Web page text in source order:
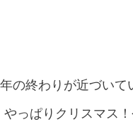
の終わりが近づいて
っぱりクリスマス